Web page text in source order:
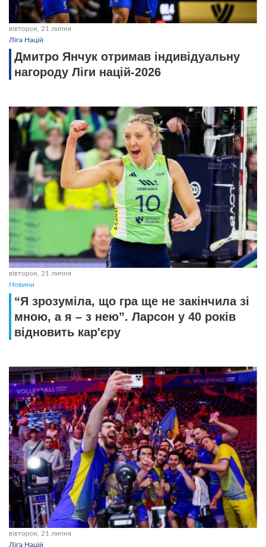
вівторок, 21 липня
Ліга Націй
Дмитро Янчук отримав індивідуальну
нагороду Ліги націй-2026
вівторок, 21 липня
Новини
“Я зрозуміла, що гра ще не закінчила зі
мною, а я – з нею”. Ларсон у 40 років
відновить кар'єру
вівторок, 21 липня
Ліга Націй